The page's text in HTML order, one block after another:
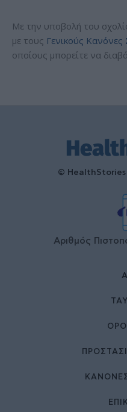
Με την υποβολή του
με τους Γενικούς
οποίους μπορείτε να
© HealthStories
Αριθμός